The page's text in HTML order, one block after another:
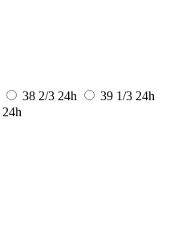
38 2/3 24h 39 1/3 24h
24h